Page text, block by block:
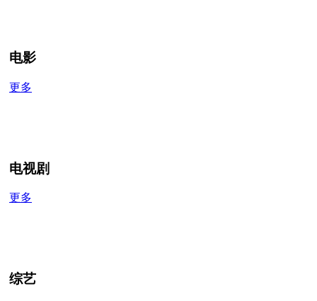
电影
更多
电视剧
更多
综艺